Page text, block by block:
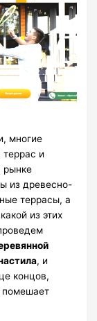
многие
и
рынке
из древесно-
террасы, а
из этих
, и
концов,
помешает